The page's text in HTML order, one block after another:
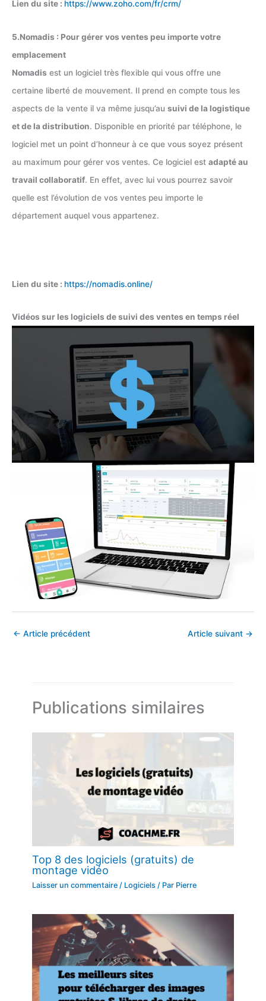
Lien du site : https://www.zoho.com/fr/crm/
5.Nomadis : Pour gérer vos ventes peu importe votre
emplacement
Nomadis est un logiciel très flexible qui vous offre une
certaine liberté de mouvement. Il prend en compte tous les
aspects de la vente il va même jusqu’au suivi de la logistique
et de la distribution. Disponible en priorité par téléphone, le
logiciel met un point d’honneur à ce que vous soyez présent
au maximum pour gérer vos ventes. Ce logiciel est adapté au
travail collaboratif. En effet, avec lui vous pourrez savoir
quelle est l’évolution de vos ventes peu importe le
département auquel vous appartenez.
Lien du site : https://nomadis.online/
Vidéos sur les logiciels de suivi des ventes en temps réel
← Article précédent Article suivant →
Publications similaires
Top 8 des logiciels (gratuits) de
montage vidéo
Laisser un commentaire / Logiciels / Par Pierre